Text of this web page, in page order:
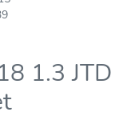
1.3 JTD